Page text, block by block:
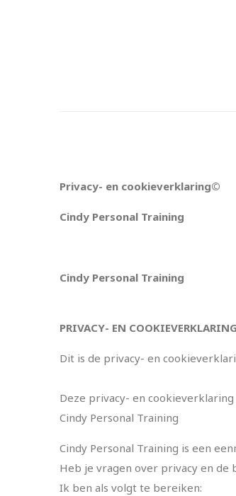
Privacy- en cookieverklaring©
Cindy Personal Training
Cindy Personal Training
PRIVACY- EN COOKIEVERKLARING
Dit is de privacy- en
Deze privacy- en
Cindy Personal Training
Cindy Personal Training is een
Heb je vragen over privacy en de
Ik ben als volgt te bereiken: